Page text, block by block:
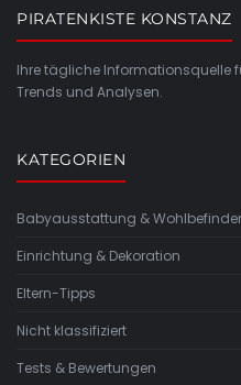
PIRATENKISTE KONSTANZ
Ihre tägliche Informationsquelle
Trends und Analysen.
KATEGORIEN
Babyausstattung &
Einrichtung & Dekoration
Eltern-Tipps
Nicht klassifiziert
Tests & Bewertungen